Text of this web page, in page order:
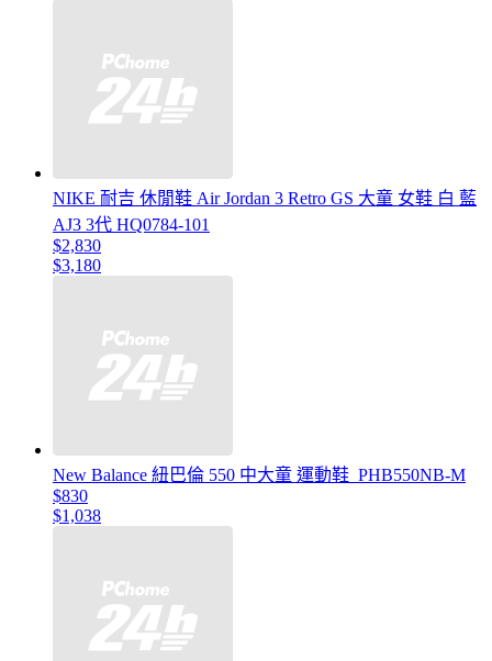
NIKE 耐吉 休閒鞋 Air Jordan 3 Retro GS 大童 女鞋 白 藍
AJ3 3代 HQ0784-101
$2,830
$3,180
New Balance 紐巴倫 550 中大童 運動鞋_PHB550NB-M
$830
$1,038